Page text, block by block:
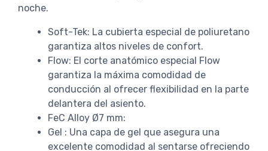
noche.
Soft-Tek: La cubierta especial de poliuretano
garantiza altos niveles de confort.
Flow: El corte anatómico especial Flow
garantiza la máxima comodidad de
conducción al ofrecer flexibilidad en la parte
delantera del asiento.
FeC Alloy Ø7 mm:
Gel : Una capa de gel que asegura una
excelente comodidad al sentarse ofreciendo